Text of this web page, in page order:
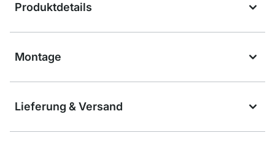
Produktdetails
Montage
Lieferung & Versand